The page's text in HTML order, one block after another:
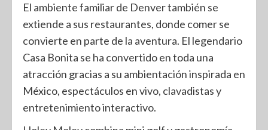
El ambiente familiar de Denver también se
extiende a sus restaurantes, donde comer se
convierte en parte de la aventura. El legendario
Casa Bonita se ha convertido en toda una
atracción gracias a su ambientación inspirada en
México, espectáculos en vivo, clavadistas y
entretenimiento interactivo.